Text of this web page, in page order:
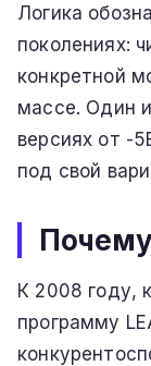
Логика
поколениях:
конкретной
массе. Один
версиях от -
под свой
К 2008 году,
программу